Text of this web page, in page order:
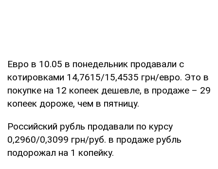
Евро в 10.05 в понедельник продавали с
котировками 14,7615/15,4535 грн/евро. Это в
покупке на 12 копеек дешевле, в продаже – 29
копеек дороже, чем в пятницу.
Российский рубль продавали по курсу
0,2960/0,3099 грн/руб. в продаже рубль
подорожал на 1 копейку.